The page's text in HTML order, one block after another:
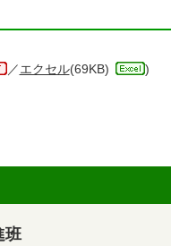
／エクセル(69KB)
)
班